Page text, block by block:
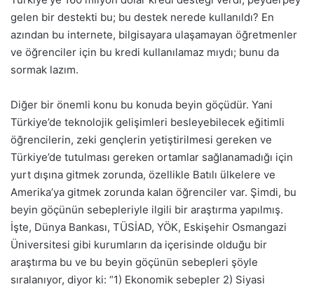
gelen bir destekti bu; bu destek nerede kullanıldı? En
azından bu internete, bilgisayara ulaşamayan öğretmenler
ve öğrenciler için bu kredi kullanılamaz mıydı; bunu da
sormak lazım.
Diğer bir önemli konu bu konuda beyin göçüdür. Yani
Türkiye’de teknolojik gelişimleri besleyebilecek eğitimli
öğrencilerin, zeki gençlerin yetiştirilmesi gereken ve
Türkiye’de tutulması gereken ortamlar sağlanamadığı için
yurt dışına gitmek zorunda, özellikle Batılı ülkelere ve
Amerika’ya gitmek zorunda kalan öğrenciler var. Şimdi, bu
beyin göçünün sebepleriyle ilgili bir araştırma yapılmış.
İşte, Dünya Bankası, TÜSİAD, YÖK, Eskişehir Osmangazi
Üniversitesi gibi kurumların da içerisinde olduğu bir
araştırma bu ve bu beyin göçünün sebepleri şöyle
sıralanıyor, diyor ki: “1) Ekonomik sebepler 2) Siyasi